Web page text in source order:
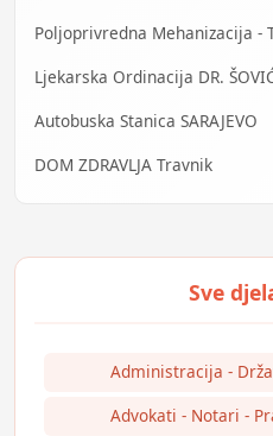
Poljoprivredna Mehanizacija -
Ljekarska Ordinacija DR.
Autobuska Stanica SARAJEVO
DOM ZDRAVLJA Travnik
Administracija -
Advokati - Notari -